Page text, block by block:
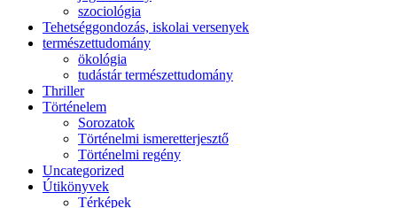
szociológia
Tehetséggondozás, iskolai versenyek
természettudomány
ökológia
tudástár természettudomány
Thriller
Történelem
Sorozatok
Történelmi ismeretterjesztő
Történelmi regény
Uncategorized
Útikönyvek
Térképek